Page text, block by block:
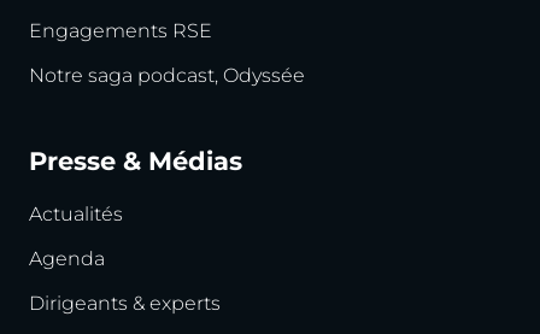
Engagements RSE
Notre saga podcast, Odyssée
Presse & Médias
Actualités
Agenda
Dirigeants & experts